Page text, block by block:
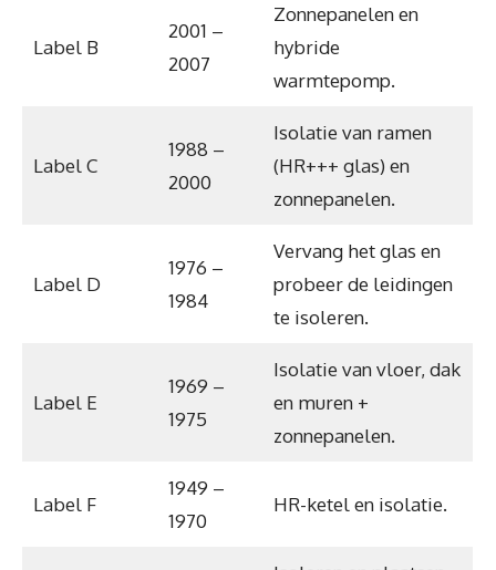
Label B
2001 –
2007
Zonnepanelen en
hybride
warmtepomp.
Label C
1988 –
2000
Isolatie van ramen
(HR+++ glas) en
zonnepanelen.
Label D
1976 –
1984
Vervang het glas en
probeer de leidingen
te isoleren.
Label E
1969 –
1975
Isolatie van vloer, dak
en muren +
zonnepanelen.
Label F
1949 –
1970
HR-ketel en isolatie.